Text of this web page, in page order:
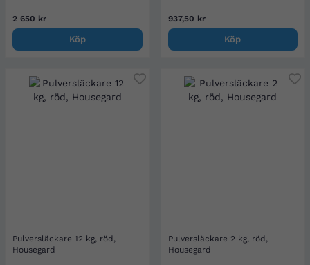
2 650 kr
Köp
937,50 kr
Köp
Pulversläckare 12 kg, röd,
Housegard
Pulversläckare 2 kg, röd,
Housegard